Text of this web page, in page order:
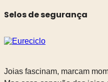
Selos de segurança
Joias fascinam, marcam